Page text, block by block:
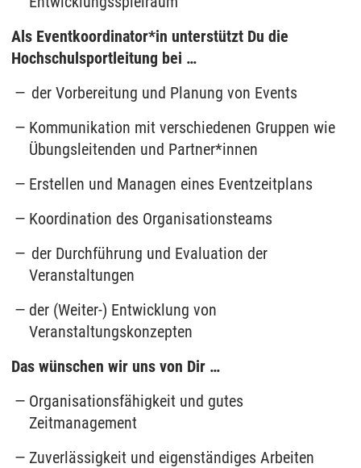
Als Eventkoordinator*in unterstützt Du die
Hochschulsportleitung bei …
der Vorbereitung und Planung von Events
Kommunikation mit verschiedenen Gruppen wie
Übungsleitenden und Partner*innen
Erstellen und Managen eines Eventzeitplans
Koordination des Organisationsteams
der Durchführung und Evaluation der
Veranstaltungen
der (Weiter-) Entwicklung von
Veranstaltungskonzepten
Das wünschen wir uns von Dir …
Organisationsfähigkeit und gutes
Zeitmanagement
Zuverlässigkeit und eigenständiges Arbeiten